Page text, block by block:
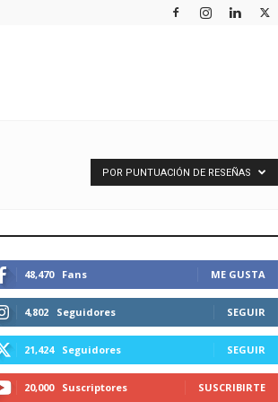
POR PUNTUACIÓN DE RESEÑAS
48,470 Fans ME GUSTA
4,802 Seguidores SEGUIR
21,424 Seguidores SEGUIR
20,000 Suscriptores SUSCRIBIRTE